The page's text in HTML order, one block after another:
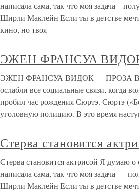
написала сама, так что моя задача –
Ширли Маклейн Если ты в детстве
кино, но твоя
ЭЖЕН ФРАНСУА
ЭЖЕН ФРАНСУА ВИДОК — ПРОЗА
ослабли все социальные связи, когда
пробил час рождения Сюртэ. Сюртэ
уголовную полицию. В это время
Стерва становится
Стерва становится актрисой Я думаю о
написала сама, так что моя задача —
Ширли Маклейн Если ты в детстве